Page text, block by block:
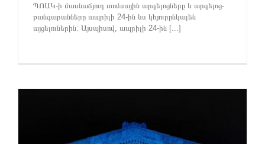
ՊՈԱԿ-ի մասնաճյուղ տոմսային արգելոցները և արգելոց-
թանգարանները ապրիլի 24-ին ևս կհյուրընկալեն
այցելուներին: Այսպիսով, ապրիլի 24-ին [...]